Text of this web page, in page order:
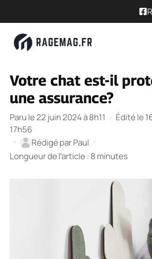
Votre chat est-il
une assurance?
Paru le 22 juin 2024 à 8h11 · Édité le
17h56
·
Rédigé parPaul ·
Longueur de l’article : 8 minutes